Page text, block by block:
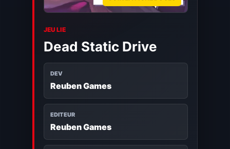
JEU LIE
Dead Static Drive
DEV
Reuben Games
EDITEUR
Reuben Games